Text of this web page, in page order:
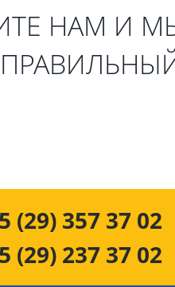
НАМ И
(29) 357 37 02
(29) 237 37 02